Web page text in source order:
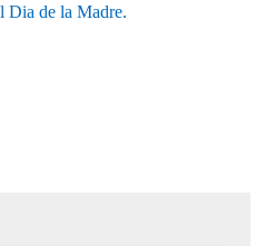
Dia de la Madre.